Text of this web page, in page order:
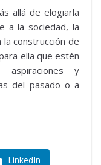
allá de elogiarla
a la sociedad, la
construcción de
ella que estén
aspiraciones y
del pasado o a
LinkedIn